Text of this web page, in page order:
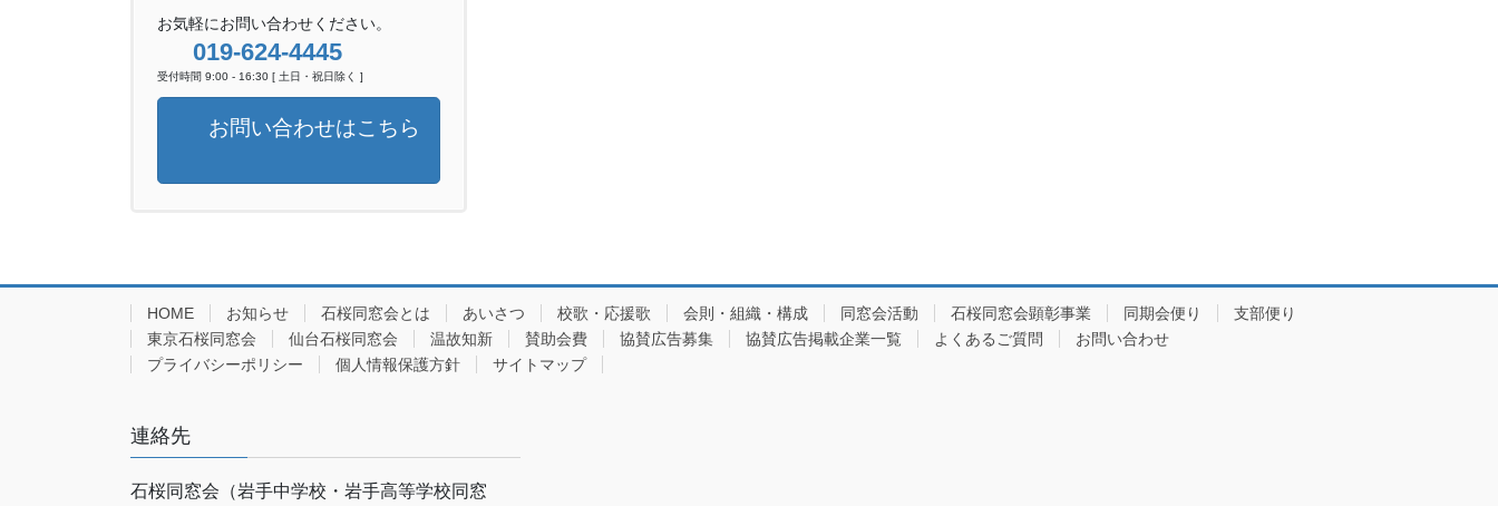
お気軽にお問い合わせください。
019-624-4445
受付時間 9:00 - 16:30 [ 土日・祝日除く ]
お問い合わせはこちら
HOME お知らせ 石桜同窓会とは あいさつ 校歌・応援歌 会則・組織・構成 同窓会活動 石桜同窓会顕彰事業 同期会便り
支部便り
東京石桜同窓会
仙台石桜同窓会 温故知新 賛助会費 協賛広告募集 協賛広告掲載企業一覧 よくあるご質問
お問い合わせ
プライバシーポリシー
個人情報保護方針 サイトマップ
連絡先
石桜同窓会（岩手中学校・岩手高等学校同窓